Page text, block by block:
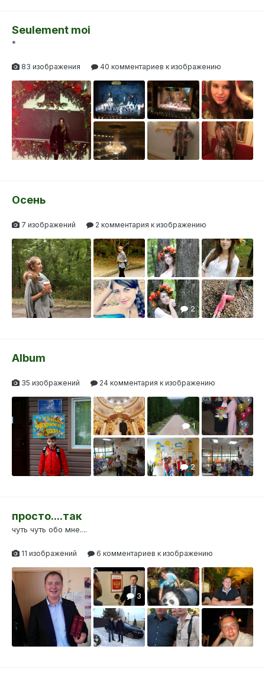
Seulement moi
*
83 изображения 40 комментариев к изображению
1
Осень
7 изображений 2 комментария к изображению
2
Album
35 изображений 24 комментария к изображению
1
2
6 1
2 1
просто....так
чуть чуть обо мне....
11 изображений 6 комментариев к изображению
3